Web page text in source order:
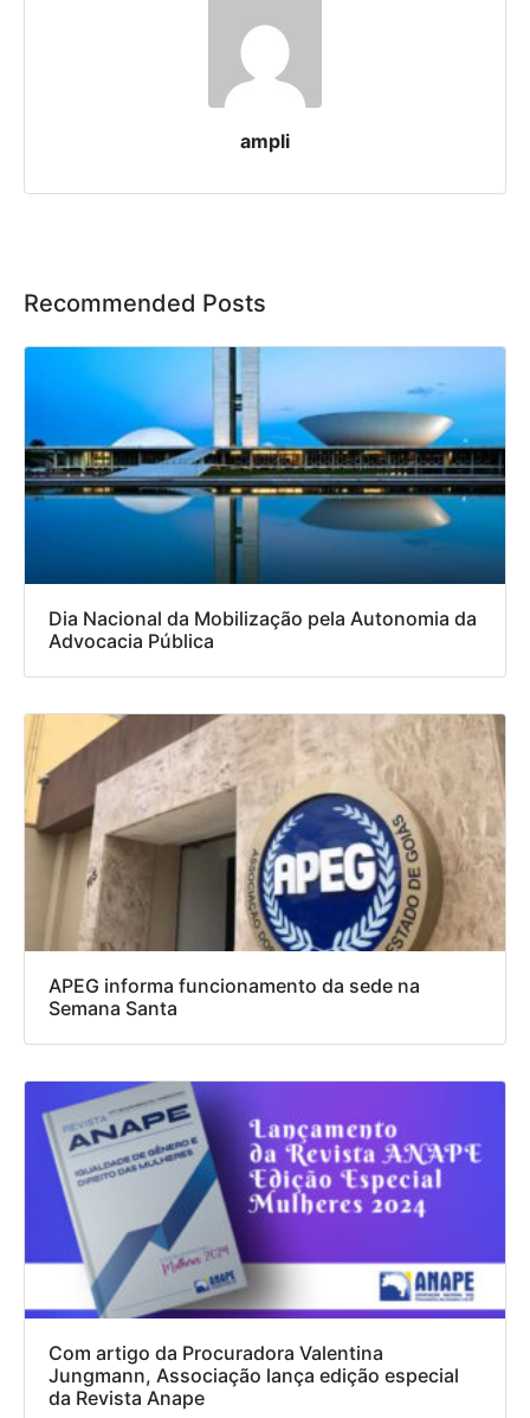
ampli
Recommended Posts
Dia Nacional da Mobilização pela Autonomia da
Advocacia Pública
APEG informa funcionamento da sede na
Semana Santa
Com artigo da Procuradora Valentina
Jungmann, Associação lança edição especial
da Revista Anape